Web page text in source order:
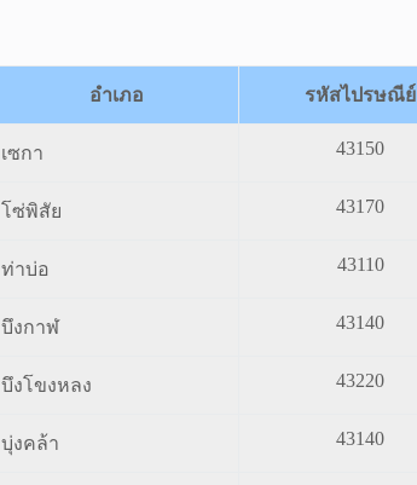
อำเภอ รหัสไปรษณีย์
เซกา 43150
โซ่พิสัย 43170
ท่าบ่อ 43110
บึงกาฬ 43140
บึงโขงหลง 43220
บุ่งคล้า 43140